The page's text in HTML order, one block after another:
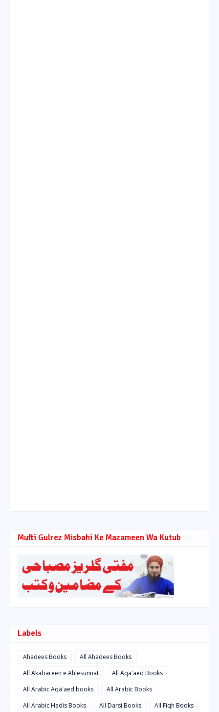
Mufti Gulrez Misbahi Ke Mazameen Wa Kutub
Labels
Ahadees Books
All Ahadees Books
All Akabareen e Ahlesunnat
All Aqa'aed Books
All Arabic Aqa'aed books
All Arabic Books
All Arabic Hadis Books
All Darsi Books
All Fiqh Books